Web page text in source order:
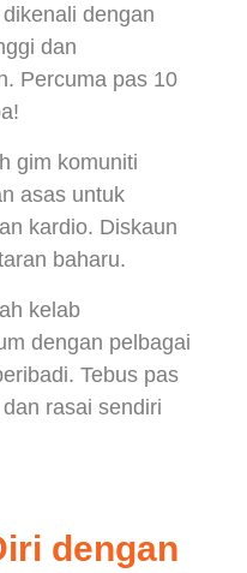
dengan
dan
Percuma pas 10
gim komuniti
asas untuk
kardio. Diskaun
baharu.
kelab
dengan pelbagai
Tebus pas
rasai sendiri
dengan